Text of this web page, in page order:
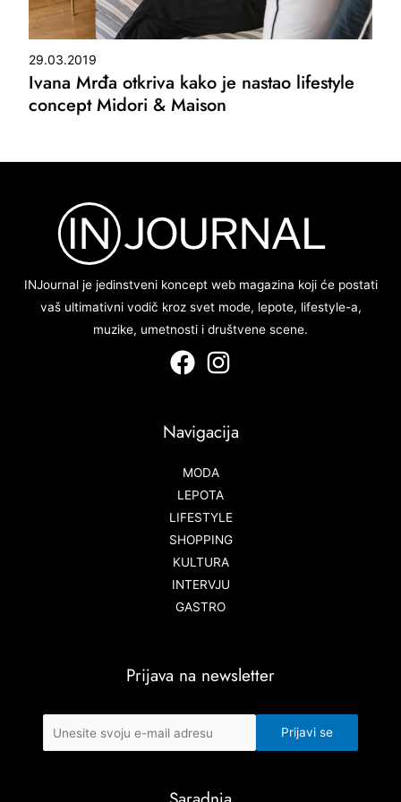
29.03.2019
Ivana Mrđa otkriva kako je nastao lifestyle
concept Midori & Maison
INJournal je jedinstveni koncept web magazina koji će postati
vaš ultimativni vodič kroz svet mode, lepote, lifestyle-a,
muzike, umetnosti i društvene scene.
Navigacija
MODA
LEPOTA
LIFESTYLE
SHOPPING
KULTURA
INTERVJU
GASTRO
Prijava na newsletter